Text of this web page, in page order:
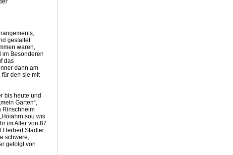
gestaltet
waren,
im Besonderen
das
dann am
den sie mit
bis heute und
Garten“,
Rinschheim
sou wis
im Alter von 87
Herbert Städter
schwere,
gefolgt von